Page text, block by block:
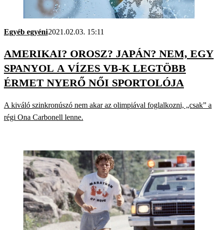
Egyéb egyéni2021.02.03. 15:11
AMERIKAI? OROSZ? JAPÁN? NEM, EGY
SPANYOL A VÍZES VB-K LEGTÖBB
ÉRMET NYERŐ NŐI SPORTOLÓJA
A kiváló szinkronúszó nem akar az olimpiával foglalkozni, „csak” a
régi Ona Carbonell lenne.